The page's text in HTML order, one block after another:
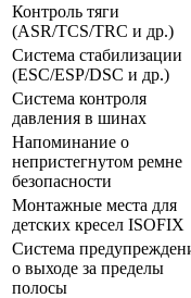
Контроль тяги
(ASR/TCS/TRC и др.)
Система стабилизации
(ESC/ESP/DSC и др.)
Система контроля
давления в шинах
Напоминание о
непристегнутом ремне
безопасности
Монтажные места для
детских кресел ISOFIX
Система
о выходе за пределы
полосы